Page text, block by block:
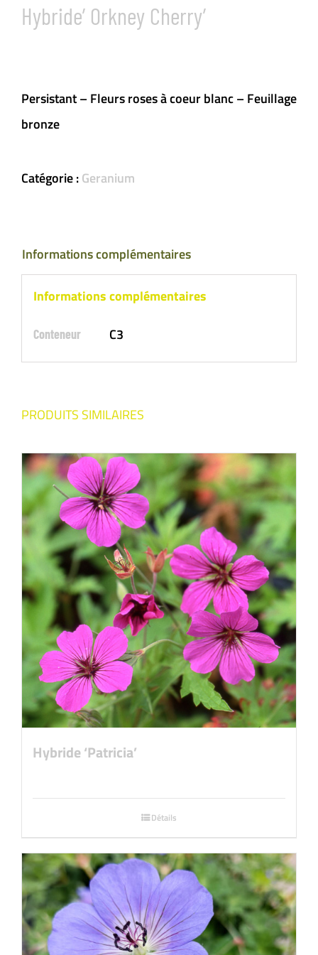
Hybride’ Orkney Cherry’
Persistant – Fleurs roses à coeur blanc – Feuillage
bronze
Catégorie :Geranium
Informations complémentaires
Informations complémentaires
Conteneur C3
PRODUITS SIMILAIRES
Hybride ‘Patricia’
Détails